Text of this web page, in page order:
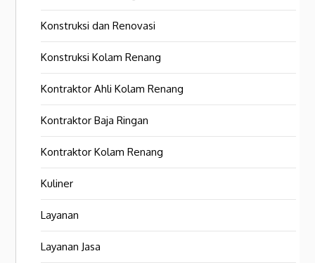
Konstruksi dan Renovasi
Konstruksi Kolam Renang
Kontraktor Ahli Kolam Renang
Kontraktor Baja Ringan
Kontraktor Kolam Renang
Kuliner
Layanan
Layanan Jasa